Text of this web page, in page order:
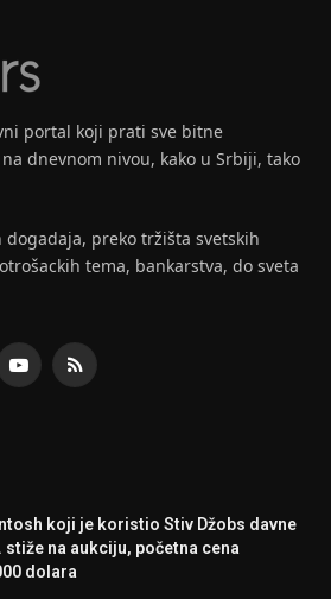
portal koji prati sve bitne
dnevnom nivou, kako u Srbiji, tako
dogadaja, preko tržišta svetskih
tema, bankarstva, do sveta
YouTubeRSS
koji je koristio Stiv Džobs davne
stiže na aukciju, početna cena
dolara